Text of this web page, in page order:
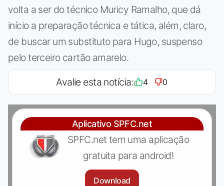
volta a ser do técnico Muricy Ramalho, que dá
início a preparação técnica e tática, além, claro,
de buscar um substituto para Hugo, suspenso
pelo terceiro cartão amarelo.
Avalie esta notícia: 4 0
Aplicativo SPFC.net
SPFC.net tem uma aplicação
gratuita para android!
Download